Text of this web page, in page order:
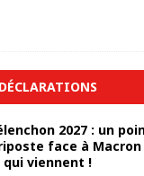
2027 : un
face à
qui viennent !